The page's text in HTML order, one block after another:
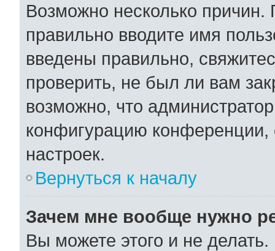
Возможно несколько причин.
правильно вводите имя
введены правильно,
проверить, не был ли вам
возможно, что
конфигурацию конференции,
настроек.
Вернуться к началу
Зачем мне вообще нужно
Вы можете этого и не делать.